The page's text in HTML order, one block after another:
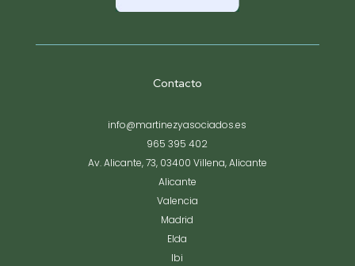
Contacto
info@martinezyasociados.es
965 395 402
Av. Alicante, 73, 03400 Villena, Alicante
Alicante
Valencia
Madrid
Elda
Ibi